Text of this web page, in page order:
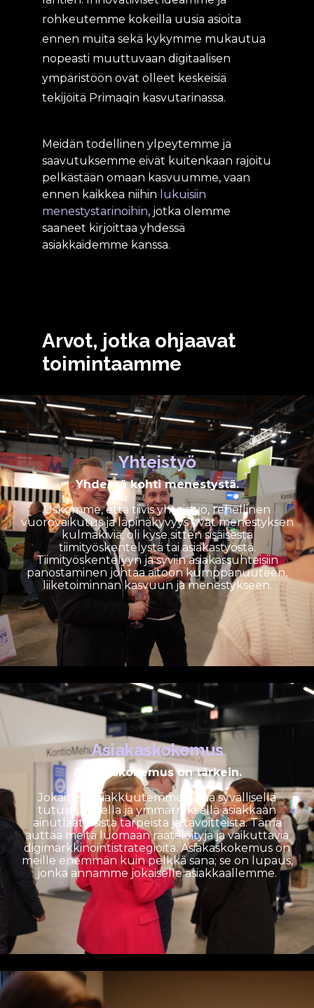
rohkeutemme kokeilla uusia asioita
ennen muita sekä kykymme mukautua
nopeasti muuttuvaan digitaalisen
ympäristöön ovat olleet keskeisiä
tekijöitä Primaqin kasvutarinassa.
Meidän todellinen ylpeytemme ja
saavutuksemme eivät kuitenkaan rajoitu
pelkästään omaan kasvuumme, vaan
ennen kaikkea niihin lukuisiin
menestystarinoihin, jotka olemme
saaneet kirjoittaa yhdessä
asiakkaidemme kanssa.
Arvot, jotka ohjaavat
toimintaamme
Yhteistyö
Yhdessä kohti menestystä.
Uskomme, että tiivis yhteistyö, rehellinen
vuorovaikutus ja läpinäkyvyys ovat menestyksen
kulmakiviä, oli kyse sitten sisäisestä
tiimityöskentelystä tai asiakastyöstä.
Tiimityöskentelyyn ja syviin asiakassuhteisiin
panostaminen johtaa aitoon kumppanuuteen,
liiketoiminnan kasvuun ja menestykseen.
Asiakaskokemus
Asiakaskokemus on tärkein.
Jokainen asiakkuutemme alkaa syvällisellä
tutustumisella ja ymmärryksellä asiakkaan
ainutlaatuisista tarpeista ja tavoitteista. Tämä
auttaa meitä luomaan räätälöityjä ja vaikuttavia
digimarkkinointistrategioita. Asiakaskokemus on
meille enemmän kuin pelkkä sana; se on lupaus,
jonka annamme jokaiselle asiakkaallemme.